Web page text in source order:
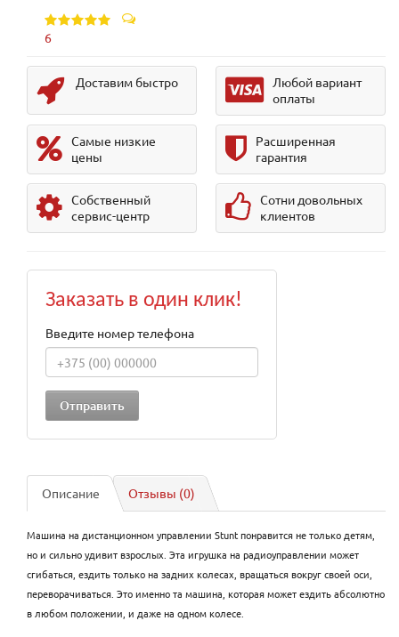
6
Доставим быстро
Любой вариант
оплаты
Самые низкие
цены
Расширенная
гарантия
Собственный
сервис-центр
Сотни довольных
клиентов
Заказать в один клик!
Введите номер телефона
Описание Отзывы (0)
Машина на дистанционном управлении Stunt понравится не только детям,
но и сильно удивит взрослых. Эта игрушка на радиоуправлении может
сгибаться, ездить только на задних колесах, вращаться вокруг своей оси,
переворачиваться. Это именно та машина, которая может ездить абсолютно
в любом положении, и даже на одном колесе.